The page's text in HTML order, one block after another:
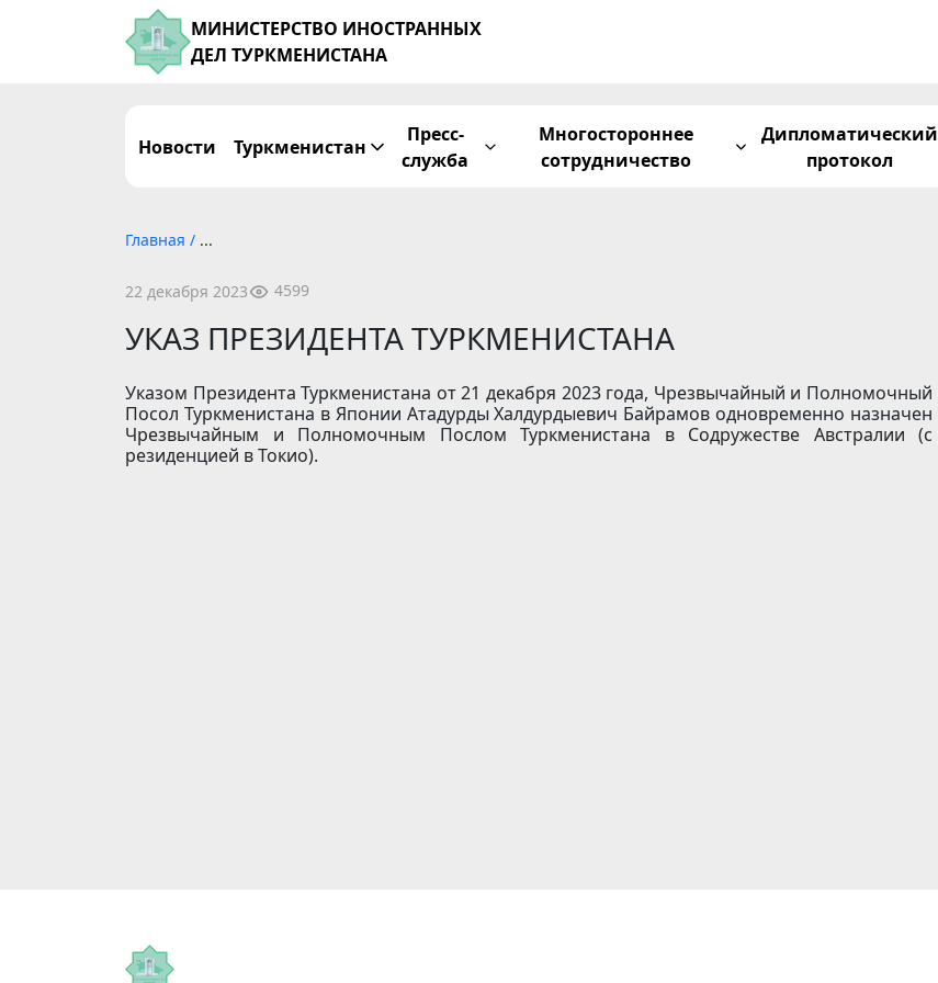
МИНИСТЕРСТВО ИНОСТРАННЫХ
ДЕЛ ТУРКМЕНИСТАНА
Новости Туркменистан
Пресс-
служба
Многостороннее
сотрудничество
Дипломатический
протокол
Главная / ...
22 декабря 2023 4599
УКАЗ ПРЕЗИДЕНТА ТУРКМЕНИСТАНА
Указом Президента Туркменистана от 21 декабря 2023 года, Чрезвычайный и Полномочный
Посол Туркменистана в Японии Атадурды Халдурдыевич Байрамов одновременно назначен
Чрезвычайным и Полномочным Послом Туркменистана в Содружестве Австралии (с
резиденцией в Токио).